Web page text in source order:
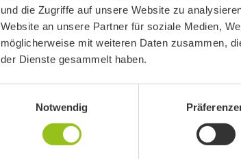
und die Zugriffe auf unsere Website zu
Website an unsere Partner für soziale Medien,
möglicherweise mit weiteren Daten zusammen,
der Dienste gesammelt haben.
Notwendig